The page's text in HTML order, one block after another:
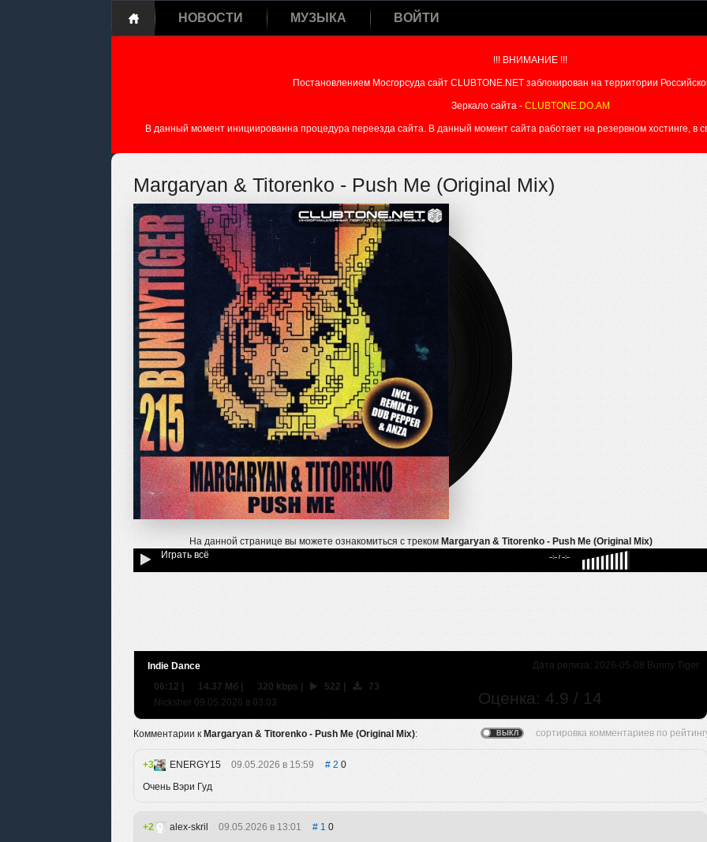
НОВОСТИ МУЗЫКА ВОЙТИ
!!! ВНИМАНИЕ !!!
Постановлением Мосгорсуда сайт CLUBTONE.NET заблокирован на территории
Зеркало сайта - CLUBTONE.DO.AM
В данный момент инициированна процедура переезда сайта. В данный момент сайта работает на резервном хостинге, в
Margaryan & Titorenko - Push Me (Original Mix)
На данной странице вы можете ознакомиться с треком Margaryan & Titorenko - Push Me (Original Mix)
Играть всё
--:-- / --:--
Дата релиза: 2026-05-08 Bunny Tiger
Indie Dance
Оценка: 4.9 / 14
06:12 | 14.37 Мб | 320 kbps | 522 |
73
Nicksher 09.05.2026 в 03:03
Комментарии к Margaryan & Titorenko - Push Me (Original Mix):
3 ENERGY15 09.05.2026 в 15:59 2 0
Очень Вэри Гуд
2 alex-skril 09.05.2026 в 13:01 1 0